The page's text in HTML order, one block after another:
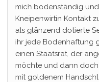
mich bodenständig
Kneipenwirtin Kontakt
als glänzend dotierte
ihr jede Bodenhaftung
einen Staatsrat, der
möchte und dann
mit goldenem